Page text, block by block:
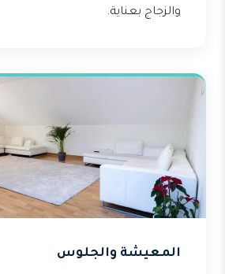
والزجاج بعناية.
المعيشة والجلوس